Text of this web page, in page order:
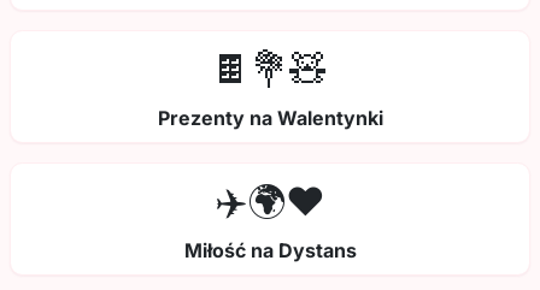
🍫💐🧸
Prezenty na Walentynki
✈️🌍❤️
Miłość na Dystans